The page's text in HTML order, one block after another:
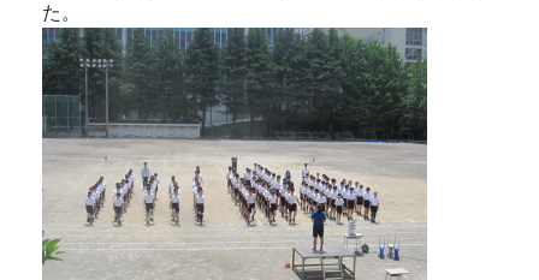
た。